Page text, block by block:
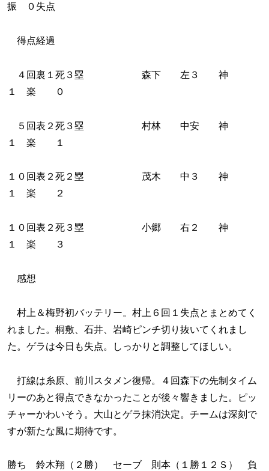
振 ０失点
得点経過
４回裏１死３塁 森下 左３ 神
１ 楽 ０
５回表２死３塁 村林 中安 神
１ 楽 １
１０回表２死２塁 茂木 中３ 神
１ 楽 ２
１０回表２死３塁 小郷 右２ 神
１ 楽 ３
感想
村上＆梅野初バッテリー。村上６回１失点とまとめてく
れました。桐敷、石井、岩崎ピンチ切り抜いてくれまし
た。ゲラは今日も失点。しっかりと調整してほしい。
打線は糸原、前川スタメン復帰。４回森下の先制タイム
リーのあと得点できなかったことが後々響きました。ピッ
チャーかわいそう。大山とゲラ抹消決定。チームは深刻で
すが新たな風に期待です。
勝ち 鈴木翔（２勝） セーブ 則本（１勝１２Ｓ） 負